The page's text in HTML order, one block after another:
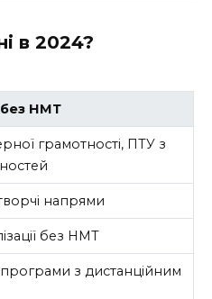
в 2024?
без НМТ
грамотності, ПТУ з
напрями
без НМТ
програми з дистанційним